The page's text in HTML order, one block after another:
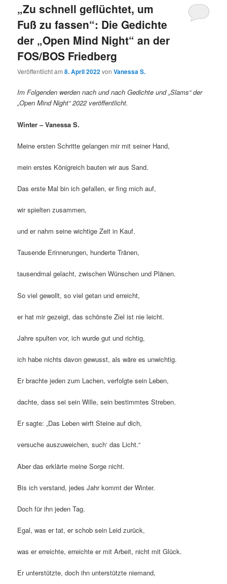
„Zu schnell geflüchtet, um
Fuß zu fassen“: Die Gedichte
der „Open Mind Night“ an der
FOS/BOS Friedberg
Veröffentlicht am8. April 2022vonVanessa S.
Im Folgenden werden nach und nach Gedichte und „Slams“ der
„Open Mind Night“ 2022 veröffentlicht.
Winter – Vanessa S.
Meine ersten Schritte gelangen mir mit seiner Hand,
mein erstes Königreich bauten wir aus Sand.
Das erste Mal bin ich gefallen, er fing mich auf,
wir spielten zusammen,
und er nahm seine wichtige Zeit in Kauf.
Tausende Erinnerungen, hunderte Tränen,
tausendmal gelacht, zwischen Wünschen und Plänen.
So viel gewollt, so viel getan und erreicht,
er hat mir gezeigt, das schönste Ziel ist nie leicht.
Jahre spulten vor, ich wurde gut und richtig,
ich habe nichts davon gewusst, als wäre es unwichtig.
Er brachte jeden zum Lachen, verfolgte sein Leben,
dachte, dass sei sein Wille, sein bestimmtes Streben.
Er sagte: „Das Leben wirft Steine auf dich,
versuche auszuweichen, such‘ das Licht.“
Aber das erklärte meine Sorge nicht.
Bis ich verstand, jedes Jahr kommt der Winter.
Doch für ihn jeden Tag.
Egal, was er tat, er schob sein Leid zurück,
was er erreichte, erreichte er mit Arbeit, nicht mit Glück.
Er unterstützte, doch ihn unterstützte niemand,